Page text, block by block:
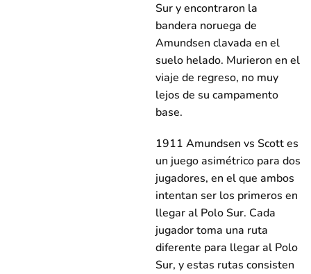
Sur y encontraron la
bandera noruega de
Amundsen clavada en el
suelo helado. Murieron en el
viaje de regreso, no muy
lejos de su campamento
base.
1911 Amundsen vs Scott es
un juego asimétrico para dos
jugadores, en el que ambos
intentan ser los primeros en
llegar al Polo Sur. Cada
jugador toma una ruta
diferente para llegar al Polo
Sur, y estas rutas consisten